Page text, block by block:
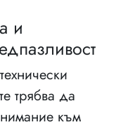
и
трябва да
към